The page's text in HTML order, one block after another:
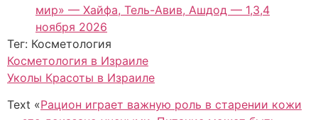
мир» — Хайфа, Тель-Авив, Ашдод — 1,3,4
ноября 2026
Тег: Косметология
Косметология в Израиле
Уколы Красоты в Израиле
Text «Рацион играет важную роль в старении кожи